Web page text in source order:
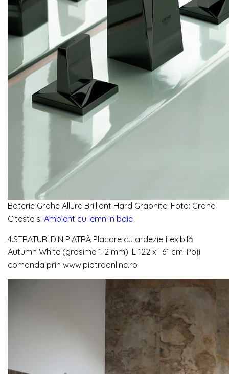
Baterie Grohe Allure Brilliant Hard Graphite. Foto: Grohe
Citeste si Ambient cu lemn in baie
4.STRATURI DIN PIATRĂ Placare cu ardezie flexibilă
Autumn White (grosime 1-2 mm). L 122 x l 61 cm. Poți
comanda prin www.piatraonline.ro